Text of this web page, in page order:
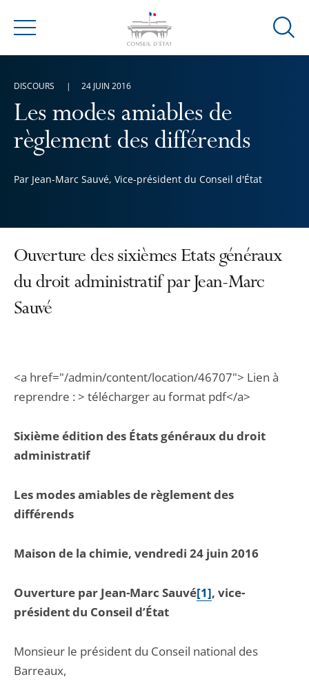
Menu
Ouvrir
Les modes amiables de
règlement des différends
Par Jean-Marc Sauvé, Vice-président du Conseil d'État
DISCOURS 24 JUIN 2016
Ouverture des sixièmes Etats généraux
du droit administratif par Jean-Marc
Sauvé
<a href="/admin/content/location/46707"> Lien à
reprendre : > télécharger au format pdf</a>
Sixième édition des États généraux du droit
administratif
Les modes amiables de règlement des
différends
Maison de la chimie, vendredi 24 juin 2016
Ouverture par Jean-Marc Sauvé[1], vice-
président du Conseil d’État
Monsieur le président du Conseil national des
Barreaux,